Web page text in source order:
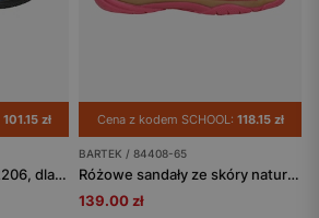
101.15 zł
Sandały BARTEK 11042206, dla chłopców, granatowo-niebieski
Cena z kodem SCHOOL: 118.15 zł
BARTEK / 84408-65
Różowe sandały ze skóry naturalnej dla dziewcząt BARTEK 84408-65
139.00 zł